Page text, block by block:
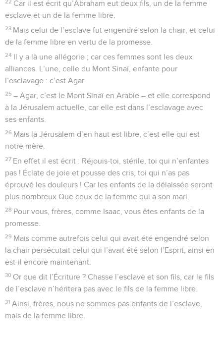
22 Car il est écrit qu’Abraham eut deux fils, un de la femme
esclave et un de la femme libre.
23 Mais celui de l’esclave fut engendré selon la chair, et celui
de la femme libre en vertu de la promesse.
24 Il y a là une allégorie ; car ces femmes sont les deux
alliances. L’une, celle du Mont Sinaï, enfante pour
l’esclavage : c’est Agar
25 – Agar, c’est le Mont Sinaï en Arabie – et elle correspond
à la Jérusalem actuelle, car elle est dans l’esclavage avec
ses enfants.
26 Mais la Jérusalem d’en haut est libre, c’est elle qui est
notre mère.
27 En effet il est écrit : Réjouis-toi, stérile, toi qui n’enfantes
pas ! Éclate de joie et pousse des cris, toi qui n’as pas
éprouvé les douleurs ! Car les enfants de la délaissée seront
plus nombreux Que ceux de la femme qui a son mari.
28 Pour vous, frères, comme Isaac, vous êtes enfants de la
promesse.
29 Mais comme autrefois celui qui avait été engendré selon
la chair persécutait celui qui l’avait été selon l’Esprit, ainsi en
est-il encore maintenant.
30 Or que dit l’Écriture ? Chasse l’esclave et son fils, car le fils
de l’esclave n’héritera pas avec le fils de la femme libre.
31 Ainsi, frères, nous ne sommes pas enfants de l’esclave,
mais de la femme libre.